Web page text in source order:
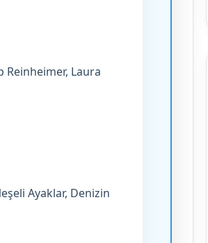
Reinheimer, Laura
Ayaklar, Denizin